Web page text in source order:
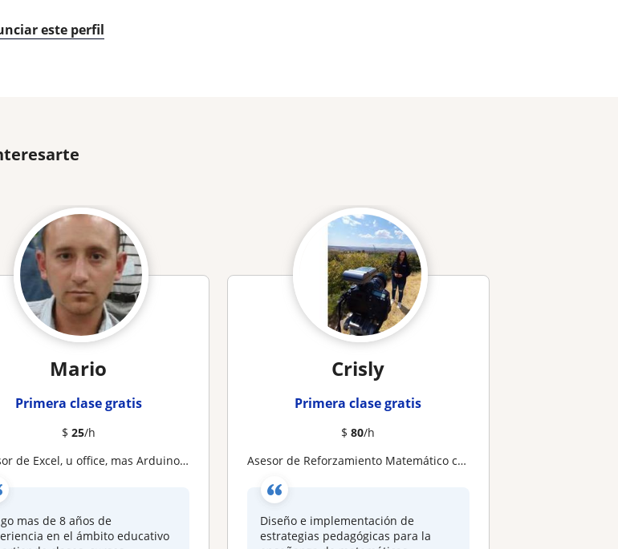
este perfil
Mario
Primera clase gratis
$ 25/h
Excel, u office, mas Arduino desde niños jovenes y adultos
mas de 8 años de
en el ámbito educativo
Crisly
Primera clase gratis
$80/h
Asesor de Reforzamiento Matemático con Metodología Activa (Montessori)
Diseño e implementación de
estrategias pedagógicas para la